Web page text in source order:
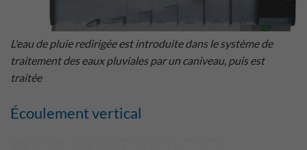
L'eau de pluie redirigée est introduite dans le système de
traitement des eaux pluviales par un caniveau, puis est
traitée
Écoulement vertical